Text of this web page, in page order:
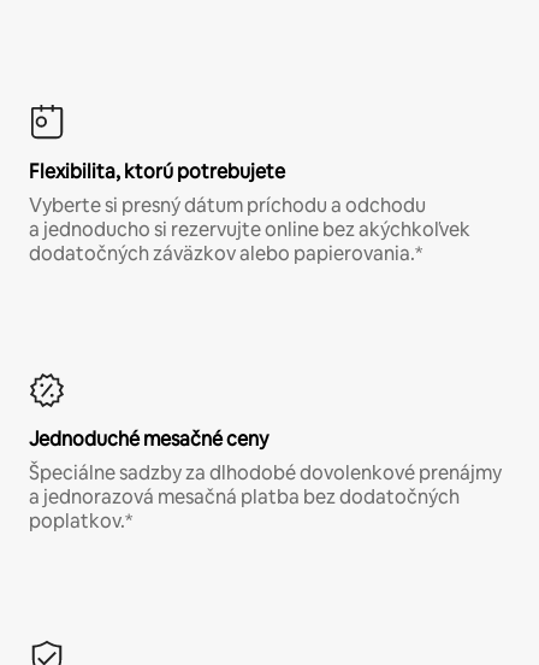
Flexibilita, ktorú potrebujete
Vyberte si presný dátum príchodu a odchodu
a jednoducho si rezervujte online bez akýchkoľvek
dodatočných záväzkov alebo papierovania.*
Jednoduché mesačné ceny
Špeciálne sadzby za dlhodobé dovolenkové prenájmy
a jednorazová mesačná platba bez dodatočných
poplatkov.*